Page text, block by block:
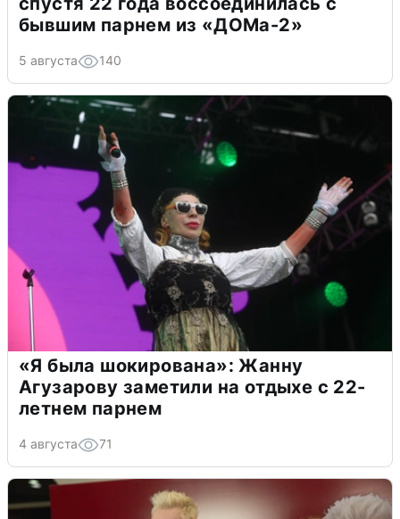
бывшим парнем из «ДОМа-2»
5 августа 140
«Я была шокирована»: Жанну
Агузарову заметили на отдыхе с 22-
летнем парнем
4 августа 71